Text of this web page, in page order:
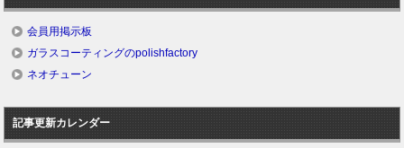
会員用掲示板
ガラスコーティングのpolishfactory
ネオチューン
記事更新カレンダー